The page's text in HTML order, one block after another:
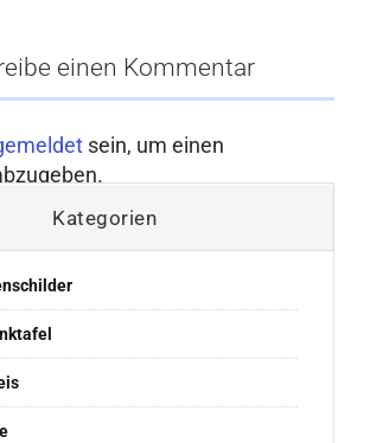
einen Kommentar
sein, um einen
Kategorien